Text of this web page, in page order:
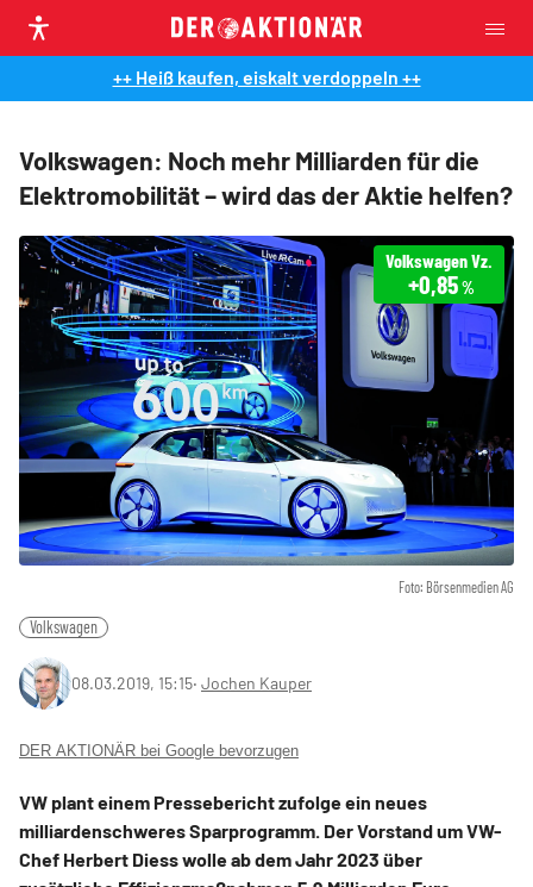
++ Heiß kaufen, eiskalt verdoppeln ++
Volkswagen: Noch mehr Milliarden für die
Elektromobilität – wird das der Aktie helfen?
Foto: Börsenmedien AG
Volkswagen Vz.
+0,85%
Volkswagen
08.03.2019, 15:15‧ Jochen Kauper
DER AKTIONÄR bei Google bevorzugen
VW plant einem Pressebericht zufolge ein neues
milliardenschweres Sparprogramm. Der Vorstand um VW-
Chef Herbert Diess wolle ab dem Jahr 2023 über